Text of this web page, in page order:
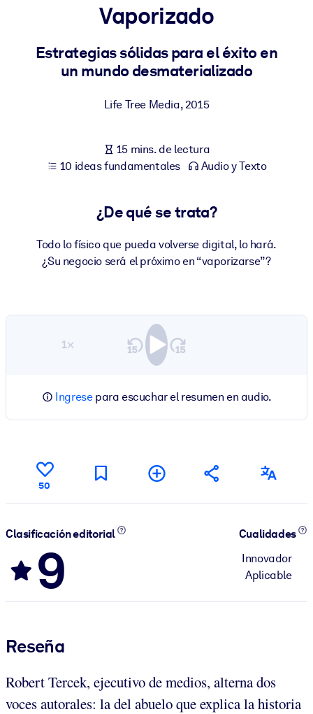
Para LMS/LXP
Integre conocimientos verificados y breves en su LMS/LXP para
Para bibliotecas corporativas
empresariales confiables y listos para usar.
estructurados para mejorar los resultados.
Vaporizado
Estrategias sólidas para el éxito en
un mundo desmaterializado
Life Tree Media,2015
15 mins. de lectura
10 ideas fundamentales
Audio y Texto
¿De qué se trata?
Todo lo físico que pueda volverse digital, lo hará.
¿Su negocio será el próximo en “vaporizarse”?
1×
Ingresepara escuchar el resumen en audio.
50
Clasificación editorial
9
Cualidades
Innovador
Aplicable
Reseña
Robert Tercek, ejecutivo de medios, alterna dos
voces autorales: la del abuelo que explica la historia